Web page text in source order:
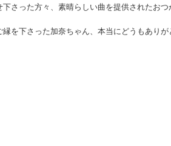
下さった方々、素晴らしい曲を提供されたお
縁を下さった加奈ちゃん、本当にどうもありが